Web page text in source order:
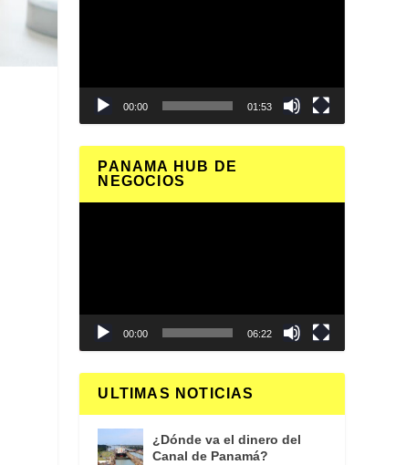
00:00 01:53
PANAMA HUB DE
NEGOCIOS
00:00 06:22
ULTIMAS NOTICIAS
¿Dónde va el dinero del
Canal de Panamá?